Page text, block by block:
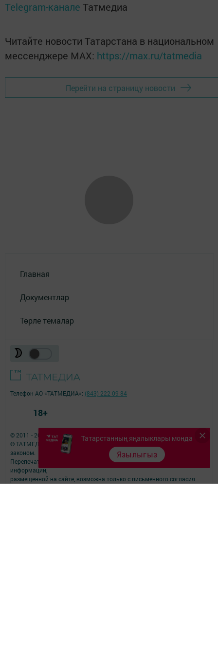
Telegram-канале Татмедиа
Читайте новости Татарстана в национальном
мессенджере MАХ: https://max.ru/tatmedia
Перейти на страницу новости
Главная
Документлар
Төрле темалар
Татарстанның яңалыклары монда
Язылыгыз
© 2011 - 2026. Теләче (Тюлячи). Все права защищены.
© ТАТМЕДИА. Все материалы, размещенные на сайте, защищены
законом.
Перепечатка, воспроизведение и распространение в любом объеме
информации,
размещенной на сайте, возможна только с письменного согласия
Телефон АО «ТАТМЕДИА»: (843) 222 09 84
18+